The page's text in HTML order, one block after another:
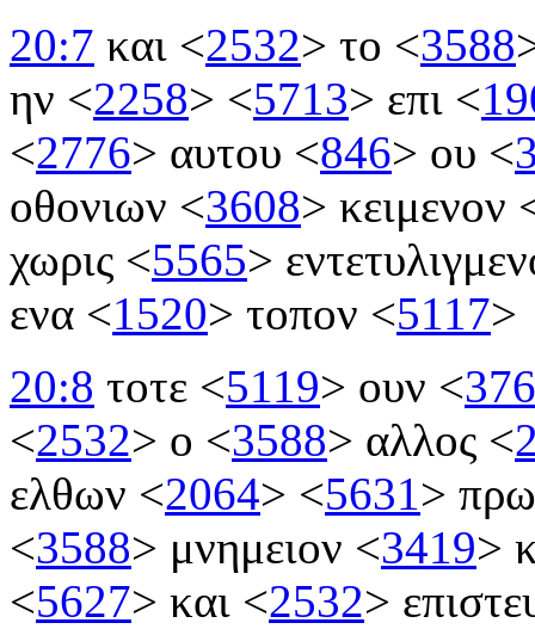
20:7 και <2532> το <3588
ην <2258> <5713> επι <
<2776> αυτου <846> ου <
οθονιων <3608> κειμενον
χωρις <5565>
ενα <1520> τοπον <5117>
20:8 τοτε <5119> ουν <
<2532> ο <3588> αλλος <
ελθων <2064> <5631>
<3588> μνημειον <3419>
<5627> και <2532>